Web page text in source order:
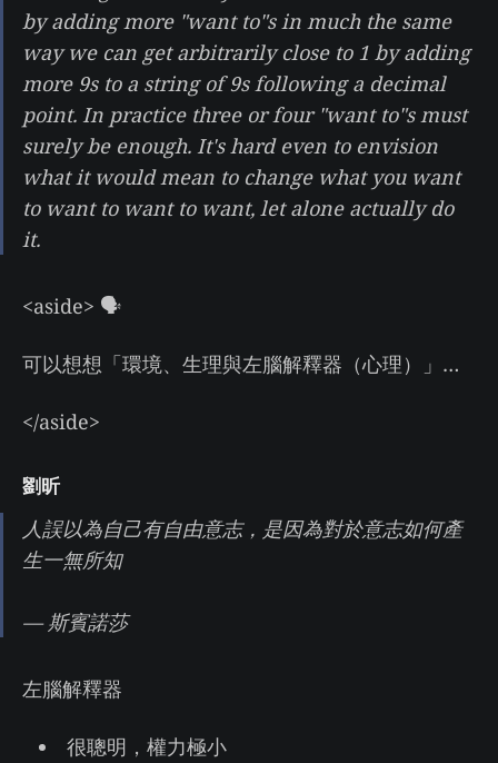
by adding more "want to"s in much the same
way we can get arbitrarily close to 1 by adding
more 9s to a string of 9s following a decimal
point. In practice three or four "want to"s must
surely be enough. It's hard even to envision
what it would mean to change what you want
to want to want to want, let alone actually do
it.
<aside> 🗣
可以想想「環境、生理與左腦解釋器（心理）」…
</aside>
劉昕
人誤以為自己有自由意志，是因為對於意志如何產
生一無所知
— 斯賓諾莎
左腦解釋器
很聰明，權力極小